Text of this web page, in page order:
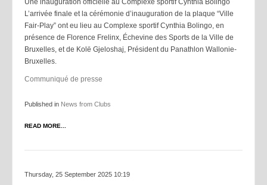
Une inauguration officielle au Complexe sportif Cynthia Bolingo
L’arrivée finale et la cérémonie d’inauguration de la plaque “Ville
Fair-Play” ont eu lieu au Complexe sportif Cynthia Bolingo, en
présence de Florence Frelinx, Échevine des Sports de la Ville de
Bruxelles, et de Kolë Gjeloshaj, Président du Panathlon Wallonie-
Bruxelles.
Communiqué de presse
Published in News from Clubs
READ MORE...
Thursday, 25 September 2025 10:19